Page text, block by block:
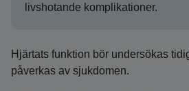
livshotande komplikationer.
Hjärtats funktion bör undersökas
påverkas av sjukdomen.